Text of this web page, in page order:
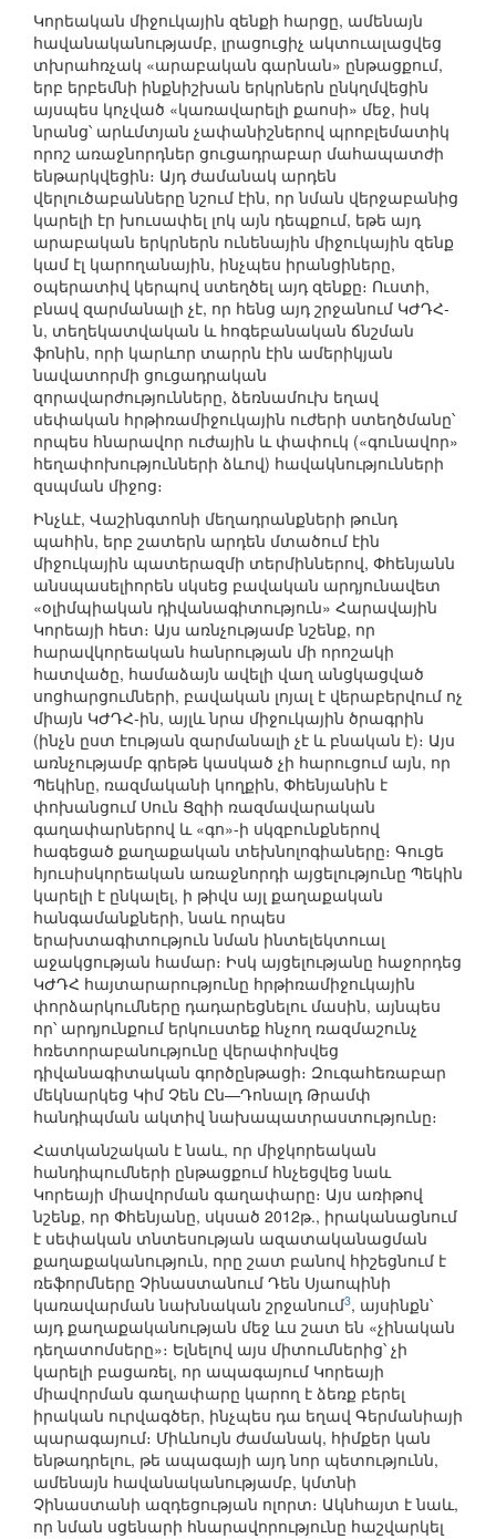
Կորեական միջուկային զենքի հարցը, ամենայն
հավանականությամբ, լրացուցիչ ակտուալացվեց
տխրահռչակ «արաբական գարնան» ընթացքում,
երբ երբեմնի ինքնիշխան երկրներն ընկղմվեցին
այսպես կոչված «կառավարելի քաոսի» մեջ, իսկ
նրանց՝ արևմտյան չափանիշներով պրոբլեմատիկ
որոշ առաջնորդներ ցուցադրաբար մահապատժի
ենթարկվեցին։ Այդ ժամանակ արդեն
վերլուծաբանները նշում էին, որ նման վերջաբանից
կարելի էր խուսափել լոկ այն դեպքում, եթե այդ
արաբական երկրներն ունենային միջուկային զենք
կամ էլ կարողանային, ինչպես իրանցիները,
օպերատիվ կերպով ստեղծել այդ զենքը։ Ուստի,
բնավ զարմանալի չէ, որ հենց այդ շրջանում ԿԺԴՀ-
ն, տեղեկատվական և հոգեբանական ճնշման
ֆոնին, որի կարևոր տարրն էին ամերիկյան
նավատորմի ցուցադրական
զորավարժությունները, ձեռնամուխ եղավ
սեփական հրթիռամիջուկային ուժերի ստեղծմանը՝
որպես հնարավոր ուժային և փափուկ («գունավոր»
հեղափոխությունների ձևով) հավակնությունների
զսպման միջոց։
Ինչևէ, Վաշինգտոնի մեղադրանքների թունդ
պահին, երբ շատերն արդեն մտածում էին
միջուկային պատերազմի տերմիններով, Փհենյանն
անսպասելիորեն սկսեց բավական արդյունավետ
«օլիմպիական դիվանագիտություն» Հարավային
Կորեայի հետ։ Այս առնչությամբ նշենք, որ
հարավկորեական հանրության մի որոշակի
հատվածը, համաձայն ավելի վաղ անցկացված
սոցհարցումների, բավական լոյալ է վերաբերվում ոչ
միայն ԿԺԴՀ-ին, այլև նրա միջուկային ծրագրին
(ինչն ըստ էության զարմանալի չէ և բնական է)։ Այս
առնչությամբ գրեթե կասկած չի հարուցում այն, որ
Պեկինը, ռազմականի կողքին, Փհենյանին է
փոխանցում Սուն Ցզիի ռազմավարական
գաղափարներով և «գո»-ի սկզբունքներով
հագեցած քաղաքական տեխնոլոգիաները։ Գուցե
հյուսիսկորեական առաջնորդի այցելությունը Պեկին
կարելի է ընկալել, ի թիվս այլ քաղաքական
հանգամանքների, նաև որպես
երախտագիտություն նման ինտելեկտուալ
աջակցության համար։ Իսկ այցելությանը հաջորդեց
ԿԺԴՀ հայտարարությունը հրթիռամիջուկային
փորձարկումները դադարեցնելու մասին, այնպես
որ՝ արդյունքում երկուստեք հնչող ռազմաշունչ
հռետորաբանությունը վերափոխվեց
դիվանագիտական գործընթացի։ Զուգահեռաբար
մեկնարկեց Կիմ Չեն Ըն—Դոնալդ Թրամփ
հանդիպման ակտիվ նախապատրաստությունը։
Հատկանշական է նաև, որ միջկորեական
հանդիպումների ընթացքում հնչեցվեց նաև
Կորեայի միավորման գաղափարը։ Այս առիթով
նշենք, որ Փհենյանը, սկսած 2012թ., իրականացնում
է սեփական տնտեսության ազատականացման
քաղաքականություն, որը շատ բանով հիշեցնում է
ռեֆորմները Չինաստանում Դեն Սյաոպինի
կառավարման նախնական շրջանում3, այսինքն՝
այդ քաղաքականության մեջ ևս շատ են «չինական
դեղատոմսերը»։ Ելնելով այս միտումներից՝ չի
կարելի բացառել, որ ապագայում Կորեայի
միավորման գաղափարը կարող է ձեռք բերել
իրական ուրվագծեր, ինչպես դա եղավ Գերմանիայի
պարագայում։ Միևնույն ժամանակ, հիմքեր կան
ենթադրելու, թե ապագայի այդ նոր պետությունն,
ամենայն հավանականությամբ, կմտնի
Չինաստանի ազդեցության ոլորտ։ Ակնհայտ է նաև,
որ նման սցենարի հնարավորությունը հաշվարկել